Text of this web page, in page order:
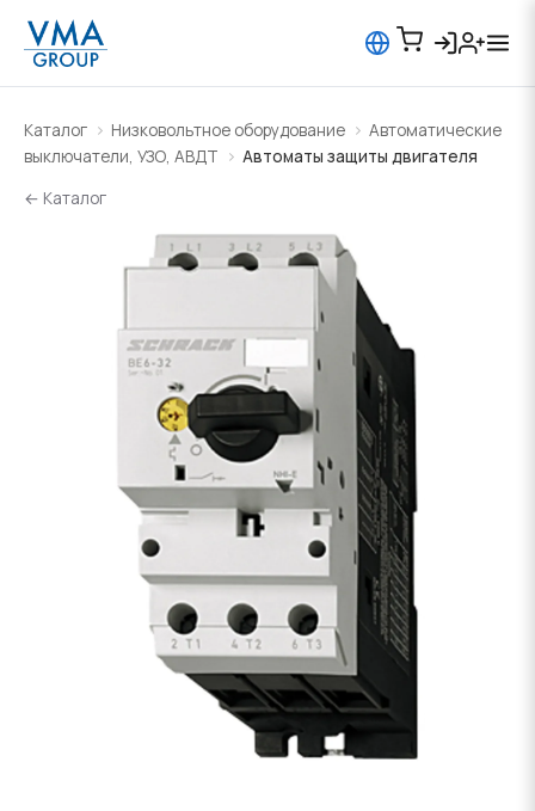
Каталог Низковольтное оборудование
Автоматические
выключатели, УЗО, АВДТ
Автоматы защиты двигателя
← Каталог